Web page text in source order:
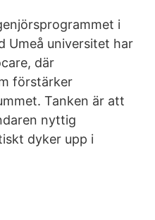
i
Umeå universitet har
där
förstärker
Tanken är att
nyttig
dyker upp i